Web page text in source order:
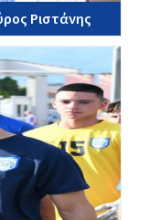
Ριστάνης